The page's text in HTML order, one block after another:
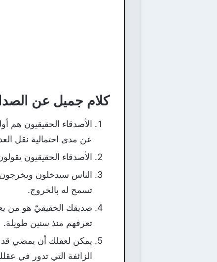
كلام جميل عن
الأصدقاء الحقيقيون هم
عن مدى احتمالية نقل
الأصدقاء الحقيقيون
الناس سيدخلون
تسمح له بالخروج.
صديقك الحقيقيّ هو من
تعرفهم منذ سنين طويلة.
يمكن لعقلك أن يمضي
الزائفة التي تدور في